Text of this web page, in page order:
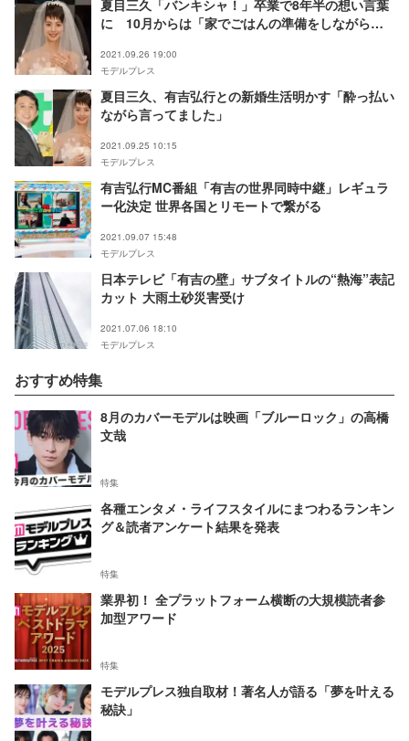
夏目三久「バンキシャ！」卒業で8年半の想い言葉
に 10月からは「家でごはんの準備をしながら楽
2021.09.26 19:00
モデルプレス
夏目三久、有吉弘行との新婚生活明かす「酔っ払い
ながら言ってました」
2021.09.25 10:15
モデルプレス
有吉弘行MC番組「有吉の世界同時中継」レギュラ
ー化決定 世界各国とリモートで繋がる
2021.09.07 15:48
モデルプレス
日本テレビ「有吉の壁」サブタイトルの“熱海”表記
カット 大雨土砂災害受け
2021.07.06 18:10
モデルプレス
おすすめ特集
8月のカバーモデルは映画「ブルーロック」の高橋
文哉
特集
各種エンタメ・ライフスタイルにまつわるランキン
グ＆読者アンケート結果を発表
特集
業界初！ 全プラットフォーム横断の大規模読者参
加型アワード
特集
モデルプレス独自取材！著名人が語る「夢を叶える
秘訣」